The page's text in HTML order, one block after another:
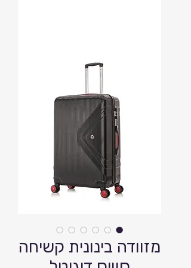
מזוודה בינונית קשיחה